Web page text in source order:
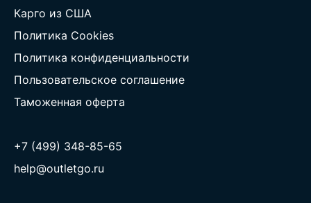
Карго из США
Политика Cookies
Политика конфиденциальности
Пользовательское соглашение
Таможенная оферта
+7 (499) 348-85-65
help@outletgo.ru